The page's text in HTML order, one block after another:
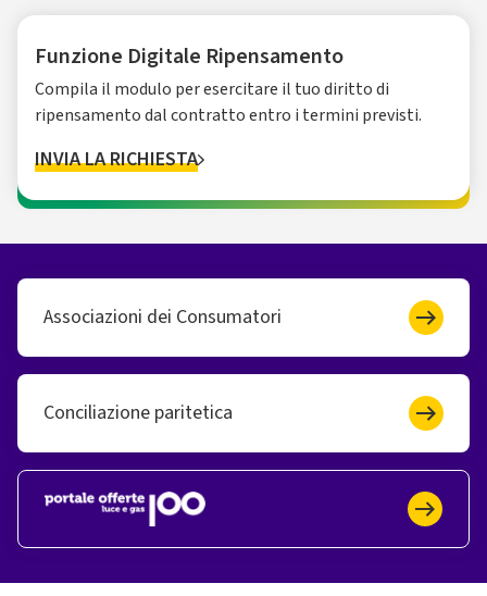
Funzione Digitale Ripensamento
Compila il modulo per esercitare il tuo diritto di
ripensamento dal contratto entro i termini previsti.
INVIA LA RICHIESTA
Associazioni dei Consumatori
Conciliazione paritetica